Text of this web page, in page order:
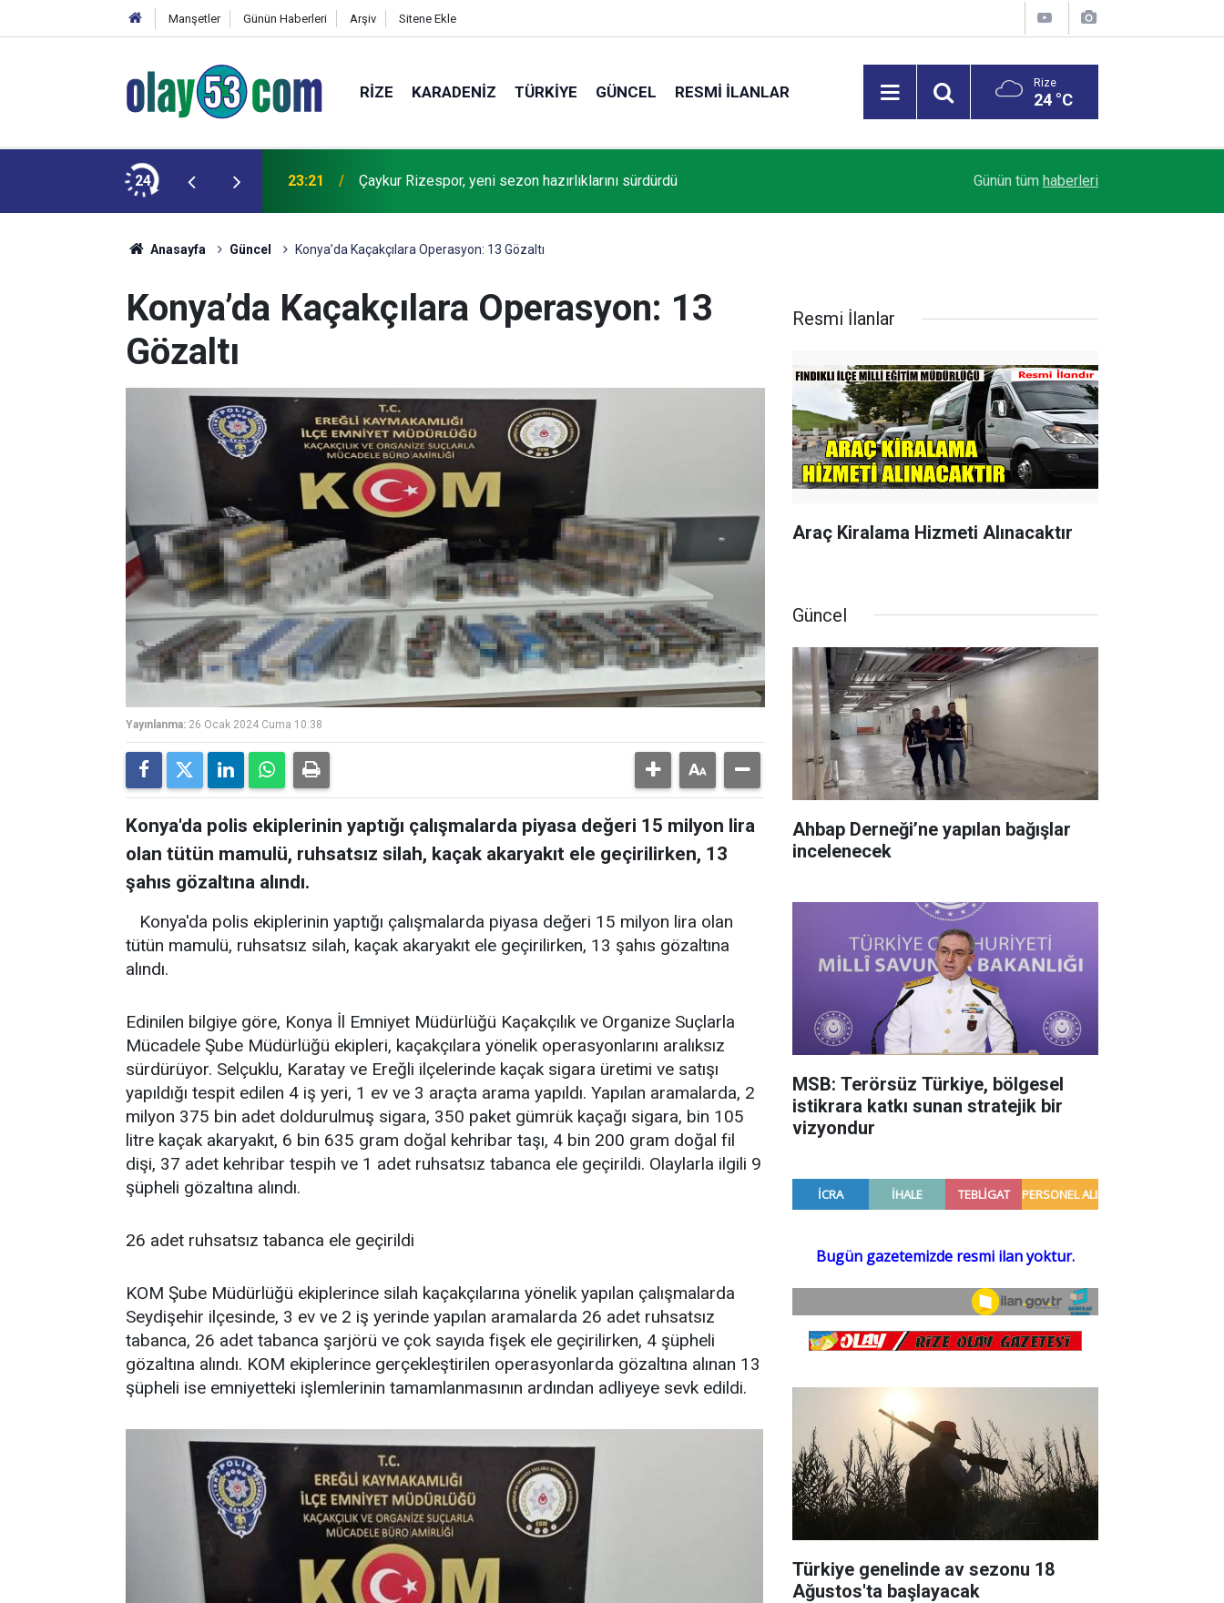
Manşetler Günün Haberleri Arşiv Sitene Ekle
RIZE KARADENIZ TÜRKIYE GÜNCEL RESMI İLANLAR Rize
24 °C
24 23:21 Çaykur Rizespor, yeni sezon hazırlıklarını sürdürdü Rize’de mevsimlik çay işçileri arasında sıra
Günün tüm haberleri
Anasayfa Güncel Konya’da Kaçakçılara Operasyon: 13 Gözaltı
Konya’da Kaçakçılara Operasyon: 13
Gözaltı
Yayınlanma: 26 Ocak 2024 Cuma 10:38
Konya'da polis ekiplerinin yaptığı çalışmalarda piyasa değeri 15 milyon lira
olan tütün mamulü, ruhsatsız silah, kaçak akaryakıt ele geçirilirken, 13
şahıs gözaltına alındı.
Konya'da polis ekiplerinin yaptığı çalışmalarda piyasa değeri 15 milyon lira olan
tütün mamulü, ruhsatsız silah, kaçak akaryakıt ele geçirilirken, 13 şahıs gözaltına
alındı.
Edinilen bilgiye göre, Konya İl Emniyet Müdürlüğü Kaçakçılık ve Organize Suçlarla
Mücadele Şube Müdürlüğü ekipleri, kaçakçılara yönelik operasyonlarını aralıksız
sürdürüyor. Selçuklu, Karatay ve Ereğli ilçelerinde kaçak sigara üretimi ve satışı
yapıldığı tespit edilen 4 iş yeri, 1 ev ve 3 araçta arama yapıldı. Yapılan aramalarda, 2
milyon 375 bin adet doldurulmuş sigara, 350 paket gümrük kaçağı sigara, bin 105
litre kaçak akaryakıt, 6 bin 635 gram doğal kehribar taşı, 4 bin 200 gram doğal fil
dişi, 37 adet kehribar tespih ve 1 adet ruhsatsız tabanca ele geçirildi. Olaylarla ilgili 9
şüpheli gözaltına alındı.
26 adet ruhsatsız tabanca ele geçirildi
KOM Şube Müdürlüğü ekiplerince silah kaçakçılarına yönelik yapılan çalışmalarda
Seydişehir ilçesinde, 3 ev ve 2 iş yerinde yapılan aramalarda 26 adet ruhsatsız
tabanca, 26 adet tabanca şarjörü ve çok sayıda fişek ele geçirilirken, 4 şüpheli
gözaltına alındı. KOM ekiplerince gerçekleştirilen operasyonlarda gözaltına alınan 13
şüpheli ise emniyetteki işlemlerinin tamamlanmasının ardından adliyeye sevk edildi.
Resmi İlanlar
Araç Kiralama Hizmeti Alınacaktır
Güncel
Ahbap Derneği’ne yapılan bağışlar
incelenecek
MSB: Terörsüz Türkiye, bölgesel
istikrara katkı sunan stratejik bir
vizyondur
Türkiye genelinde av sezonu 18
Ağustos'ta başlayacak